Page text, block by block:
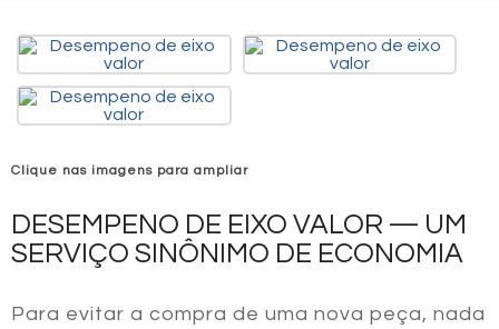
Clique nas imagens para ampliar
DESEMPENO DE EIXO VALOR — UM
SERVIÇO SINÔNIMO DE ECONOMIA
Para evitar a compra de uma nova peça, nada